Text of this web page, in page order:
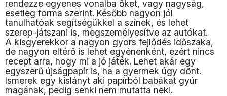
rendezze egyenes vonalba őket, vagy nagyság,
esetleg forma szerint. Később nagyon jól
tanulhatóak segítségükkel a színek, és lehet
szerep-játszani is, megszemélyesítve az autókat.
A kisgyerekkor a nagyon gyors fejlődés időszaka,
de nagyon eltérő is lehet egyénenként, ezért nincs
recept arra, hogy mi a jó játék. Lehet akár egy
egyszerű újságpapír is, ha a gyermek úgy dönt.
Ismerek egy kislányt aki papírból babákat gyúr
magának, pedig senki nem mutatta neki.